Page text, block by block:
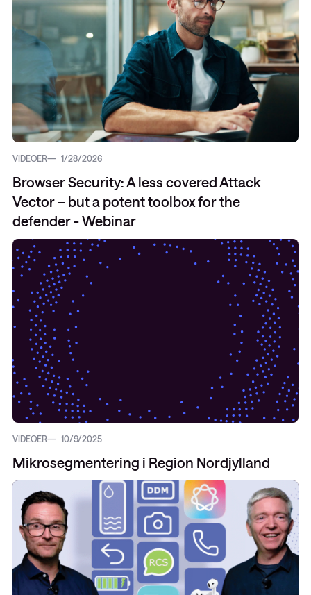
VIDEOER 1/28/2026
Browser Security: A less covered Attack
Vector – but a potent toolbox for the
defender - Webinar
VIDEOER 10/9/2025
Mikrosegmentering i Region Nordjylland